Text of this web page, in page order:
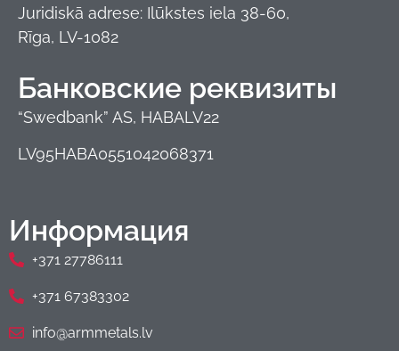
Juridiskā adrese: Ilūkstes iela 38-60,
Rīga, LV-1082
Банковские реквизиты
“Swedbank” AS, HABALV22
LV95HABA0551042068371
Информация
+371 27786111
+371 67383302
info@armmetals.lv